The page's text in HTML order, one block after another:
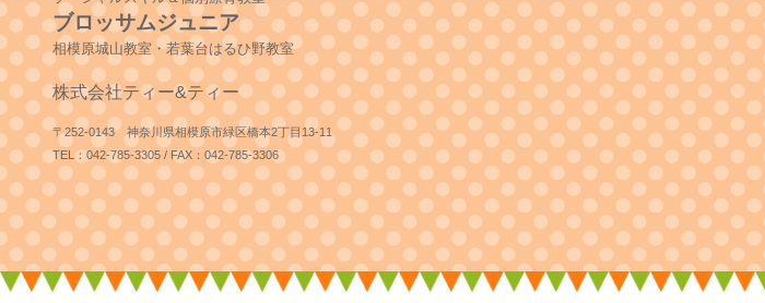
ブロッサムジュニア
相模原城山教室・若葉台はるひ野教室
株式会社ティー&ティー
〒252-0143 神奈川県相模原市緑区橋本2丁目13-11
TEL：042-785-3305 / FAX：042-785-3306